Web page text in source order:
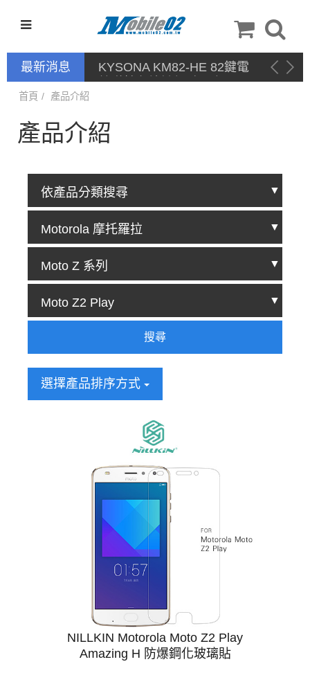
最新消息
首頁 產品介紹
產品介紹
搜尋
選擇產品排序方式
NILLKIN Motorola Moto Z2 Play
Amazing H 防爆鋼化玻璃貼